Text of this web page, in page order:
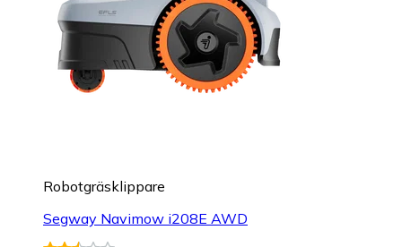
Robotgräsklippare
Segway Navimow i208E AWD